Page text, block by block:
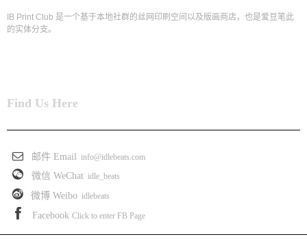
IB Print Club 是一个基于本地社群的丝网印刷空间以及版画商店，也是爱豆笔此
的实体分支。
Find Us Here
邮件 Email info@idlebeats.com
微信 WeChat idle_beats
微博 Weibo idlebeats
Facebook Click to enter FB Page